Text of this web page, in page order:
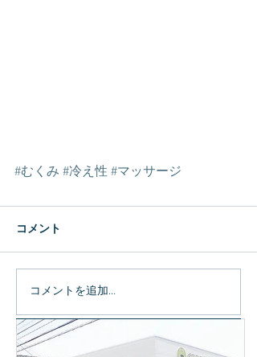
#むくみ #冷え性 #マッサージ
コメント
コメントを追加…
特集記事